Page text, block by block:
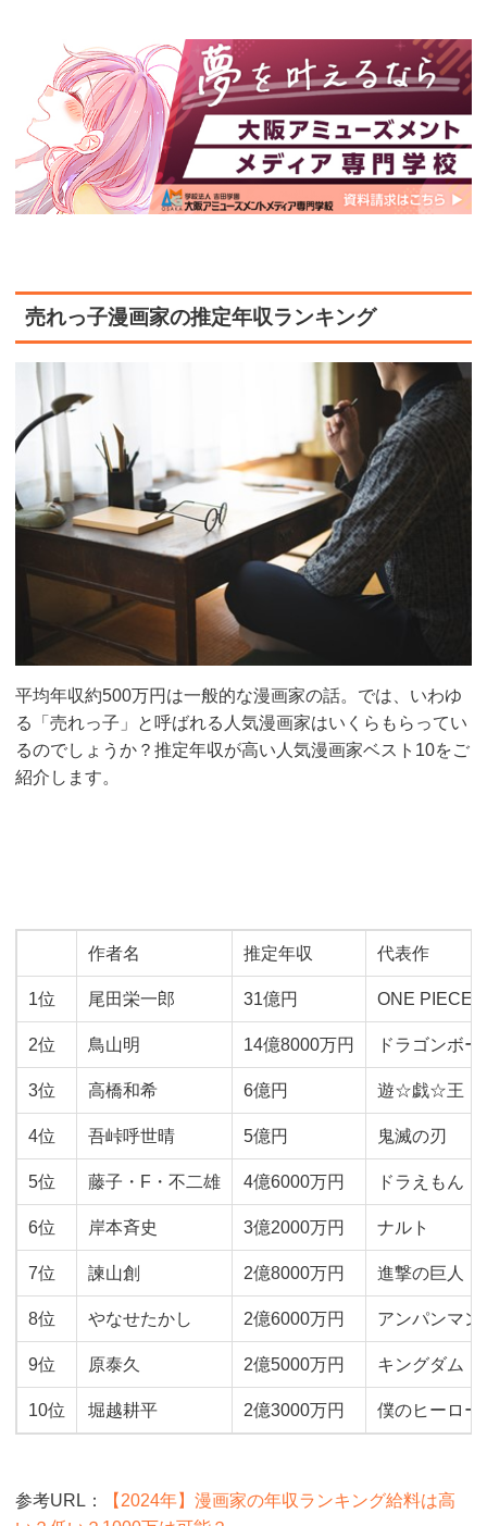
売れっ子漫画家の推定年収ランキング
平均年収約500万円は一般的な漫画家の話。では、いわゆ
る「売れっ子」と呼ばれる人気漫画家はいくらもらってい
るのでしょうか？推定年収が高い人気漫画家ベスト10をご
紹介します。
作者名 推定年収 代表作
1位 尾田栄一郎 31億円 ONE PIECE
2位 鳥山明 14億8000万円 ドラゴンボー
3位 高橋和希 6億円 遊☆戯☆王
4位 吾峠呼世晴 5億円 鬼滅の刃
5位 藤子・F・不二雄 4億6000万円 ドラえもん
6位 岸本斉史 3億2000万円 ナルト
7位 諫山創 2億8000万円 進撃の巨人
8位 やなせたかし 2億6000万円 アンパンマン
9位 原泰久 2億5000万円 キングダム
10位 堀越耕平 2億3000万円 僕のヒーロー
参考URL：
【2024年】漫画家の年収ランキング給料は高